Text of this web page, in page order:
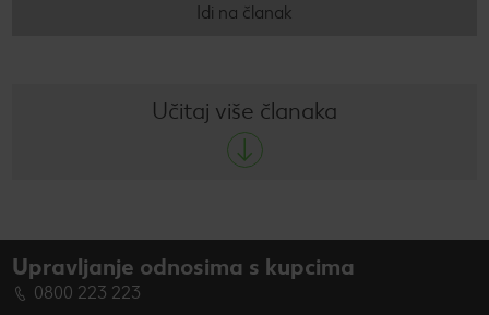
Idi na članak
Učitaj više članaka
Upravljanje odnosima s kupcima
0800 223 223